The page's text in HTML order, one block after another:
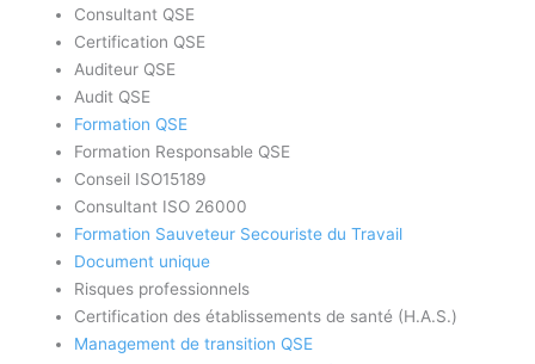
Consultant QSE
Certification QSE
Auditeur QSE
Audit QSE
Formation QSE
Formation Responsable QSE
Conseil ISO15189
Consultant ISO 26000
Formation Sauveteur Secouriste du Travail
Document unique
Risques professionnels
Certification des établissements de santé (H.A.S.)
Management de transition QSE